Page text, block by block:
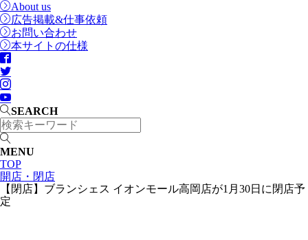
About us
広告掲載&仕事依頼
お問い合わせ
本サイトの仕様
SEARCH
MENU
TOP
開店・閉店
【閉店】ブランシェス イオンモール高岡店が1月30日に閉店予
定